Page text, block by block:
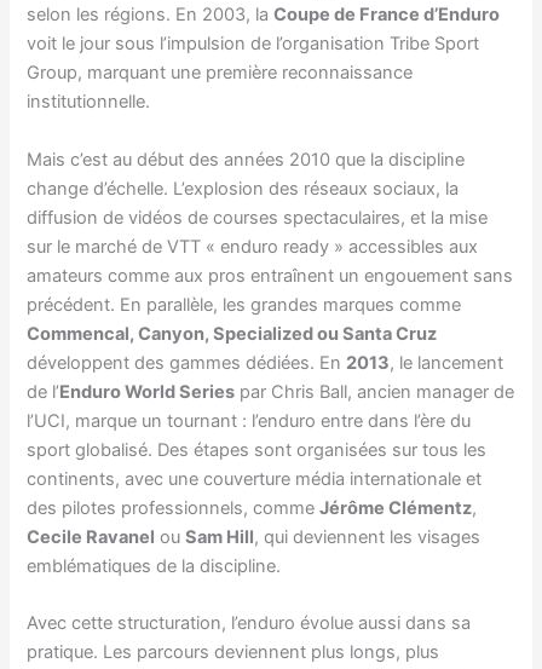
selon les régions. En 2003, laCoupe de France d’Enduro
voit le jour sous l’impulsion de l’organisation Tribe Sport
Group, marquant une première reconnaissance
institutionnelle.
Mais c’est au début des années 2010 que la discipline
change d’échelle. L’explosion des réseaux sociaux, la
diffusion de vidéos de courses spectaculaires, et la mise
sur le marché de VTT « enduro ready » accessibles aux
amateurs comme aux pros entraînent un engouement sans
précédent. En parallèle, les grandes marques comme
Commencal, Canyon, Specialized ou Santa Cruz
développent des gammes dédiées. En 2013, le lancement
de l’Enduro World Series par Chris Ball, ancien manager de
l’UCI, marque un tournant : l’enduro entre dans l’ère du
sport globalisé. Des étapes sont organisées sur tous les
continents, avec une couverture média internationale et
des pilotes professionnels, commeJérôme Clémentz,
Cecile Ravanel ouSam Hill, qui deviennent les visages
emblématiques de la discipline.
Avec cette structuration, l’enduro évolue aussi dans sa
pratique. Les parcours deviennent plus longs, plus